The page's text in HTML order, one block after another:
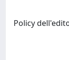
Policy